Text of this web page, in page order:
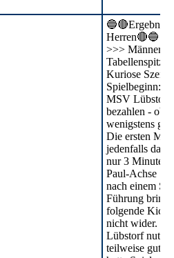
Herren🔴🔵
>>> Männer
Kuriose Szene
Spielbeginn:
MSV Lübstorf
bezahlen - ob
wenigstens
Die ersten
jedenfalls
nur 3 Minuten
Paul-Achse
nach einem
Führung
folgende Kick
nicht wider.
Lübstorf nutze
teilweise gut,